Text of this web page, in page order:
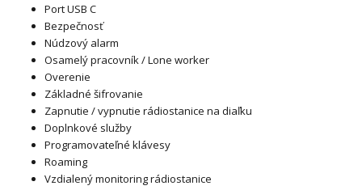
Port USB C
Bezpečnosť
Núdzový alarm
Osamelý pracovník / Lone worker
Overenie
Základné šifrovanie
Zapnutie / vypnutie rádiostanice na diaľku
Doplnkové služby
Programovateľné klávesy
Roaming
Vzdialený monitoring rádiostanice